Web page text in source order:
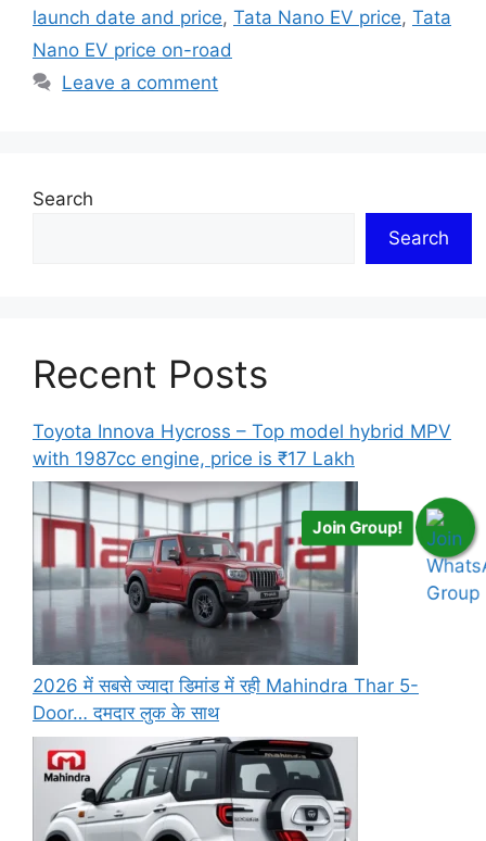
launch date and price, Tata Nano EV price, Tata
Nano EV price on-road
Leave a comment
Search
Search
Recent Posts
Toyota Innova Hycross – Top model hybrid MPV
with 1987cc engine, price is ₹17 Lakh
2026 में सबसे ज्यादा डिमांड में रही Mahindra Thar 5-
Door… दमदार लुक के साथ
Join Group!